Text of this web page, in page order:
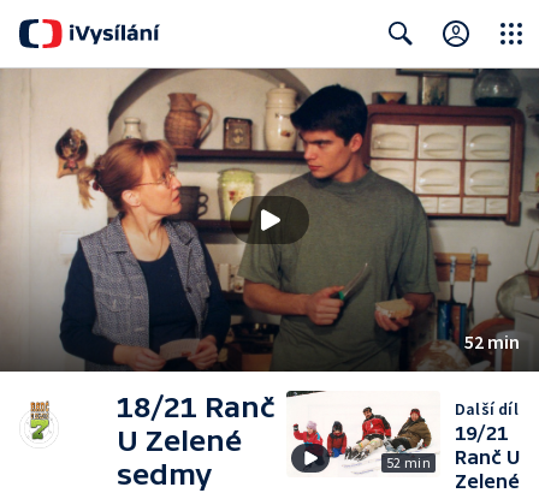
Search Close
52 min
18/21 Ranč
U Zelené
sedmy
52 min
Další díl
19/21
Ranč U
Zelené